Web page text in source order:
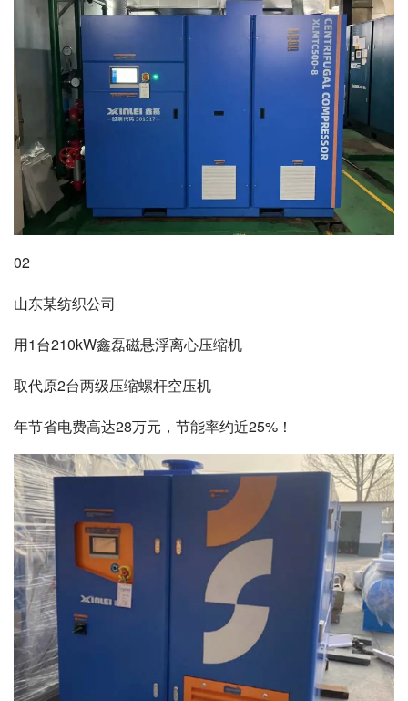
02
山东某纺织公司
用1台210kW鑫磊磁悬浮离心压缩机
取代原2台两级压缩螺杆空压机
年节省电费高达28万元，节能率约近25%！